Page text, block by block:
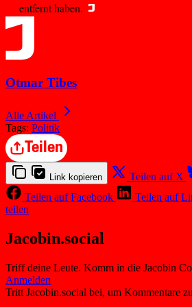
entfernt haben.
Otmar Tibes
Alle Artikel
Tags: Politik
Teilen
Link kopieren Teilen auf X
Teilen auf Facebook
Teilen auf
teilen
Jacobin.social
Triff deine Leute. Komm in die Jacobin